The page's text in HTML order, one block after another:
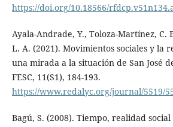
https://doi.org/10.18566/
Ayala-Andrade, Y., Toloza-Martínez, C.
L. A. (2021). Movimientos sociales y la
una mirada a la situación de San José
FESC, 11(S1), 184-193.
https://www.redalyc.org/journal/5519/
Bagú, S. (2008). Tiempo, realidad